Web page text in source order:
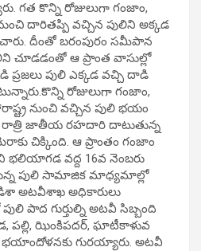
గత కొన్ని రోజులుగా గంజాం,
దారితప్పి వచ్చిన పులిని అక్కడ
దీంతో బరంపురం సమీపాన
చూడడంతో ఆ ప్రాంత వాసుల్లో
పులి ఎక్కడ వచ్చి దాడి
రోజులుగా గంజాం,
నుంచి వచ్చిన పులి భయం
రాత్రి జాతీయ రహదారి దాటుతున్న
చిక్కింది. ఆ ప్రాంతం గంజాం
వద్ద 16వ నెంబరు
పులి సామాజిక మాధ్యమాల్లో
అటవీశాఖ అధికారులు
పాద గుర్తుల్ని అటవీ సిబ్బంది
పల్లి, ఝింకిపదర్, ఘాటీకాళువ
భయాందోళనకు గురయ్యారు. అటవీ